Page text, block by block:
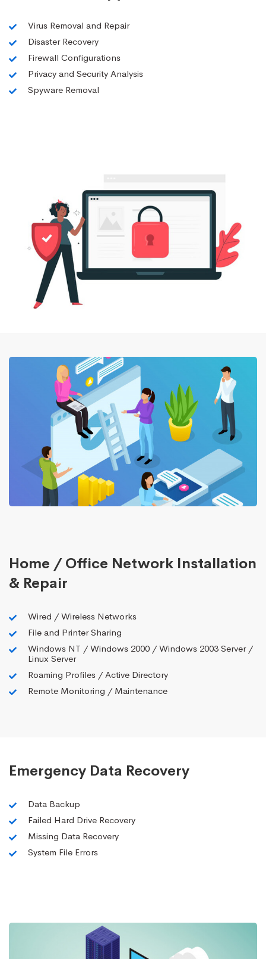
Virus Removal and Repair
Disaster Recovery
Firewall Configurations
Privacy and Security Analysis
Spyware Removal
Home / Office Network Installation
& Repair
Wired / Wireless Networks
File and Printer Sharing
Windows NT / Windows 2000 / Windows 2003 Server /
Linux Server
Roaming Profiles / Active Directory
Remote Monitoring / Maintenance
Emergency Data Recovery
Data Backup
Failed Hard Drive Recovery
Missing Data Recovery
System File Errors